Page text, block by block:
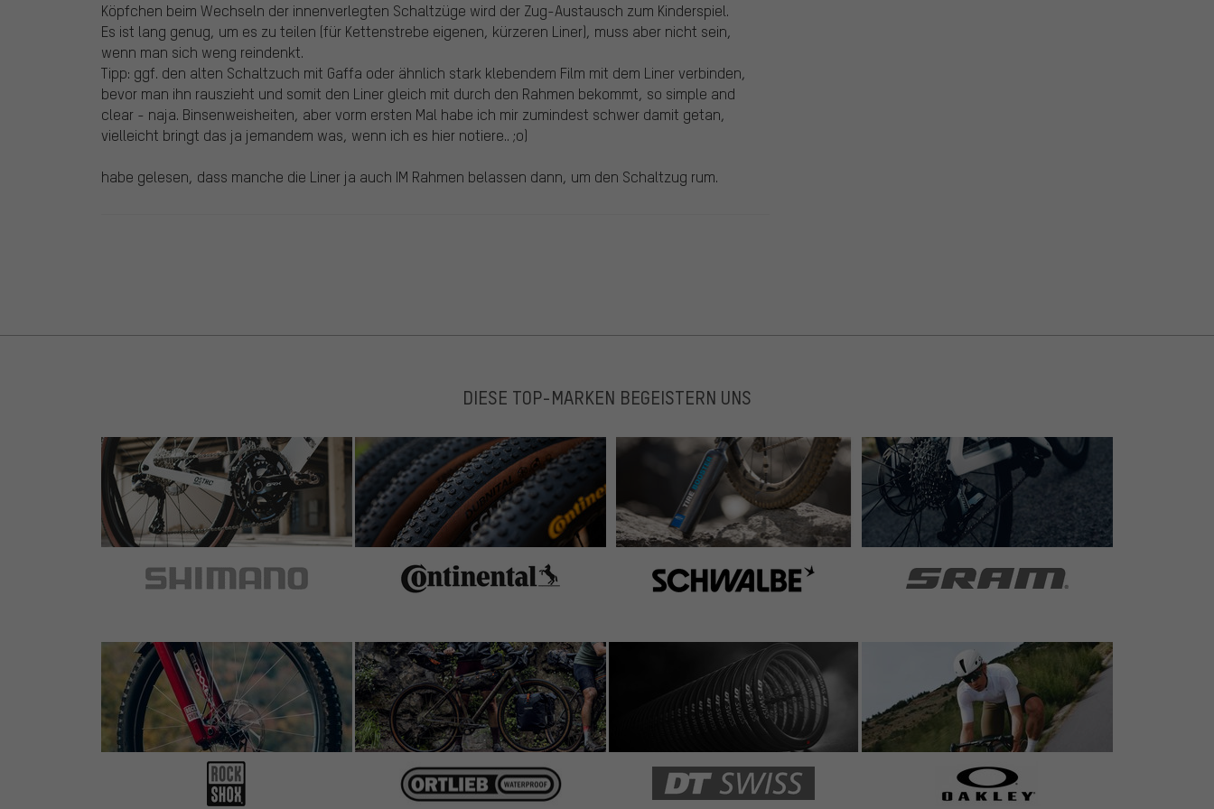
Köpfchen beim Wechseln der innenverlegten Schaltzüge wird der Zug-Austausch zum Kinderspiel.
Es ist lang genug, um es zu teilen (für Kettenstrebe eigenen, kürzeren Liner), muss aber nicht sein,
wenn man sich weng reindenkt.
Tipp: ggf. den alten Schaltzuch mit Gaffa oder ähnlich stark klebendem Film mit dem Liner verbinden,
bevor man ihn rauszieht und somit den Liner gleich mit durch den Rahmen bekommt, so simple and
clear - naja. Binsenweisheiten, aber vorm ersten Mal habe ich mir zumindest schwer damit getan,
vielleicht bringt das ja jemandem was, wenn ich es hier notiere.. ;o)
habe gelesen, dass manche die Liner ja auch IM Rahmen belassen dann, um den Schaltzug rum.
DIESE TOP-MARKEN BEGEISTERN UNS